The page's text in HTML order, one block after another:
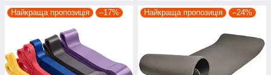
Найкраща пропозиція –17% Найкраща пропозиція –24%